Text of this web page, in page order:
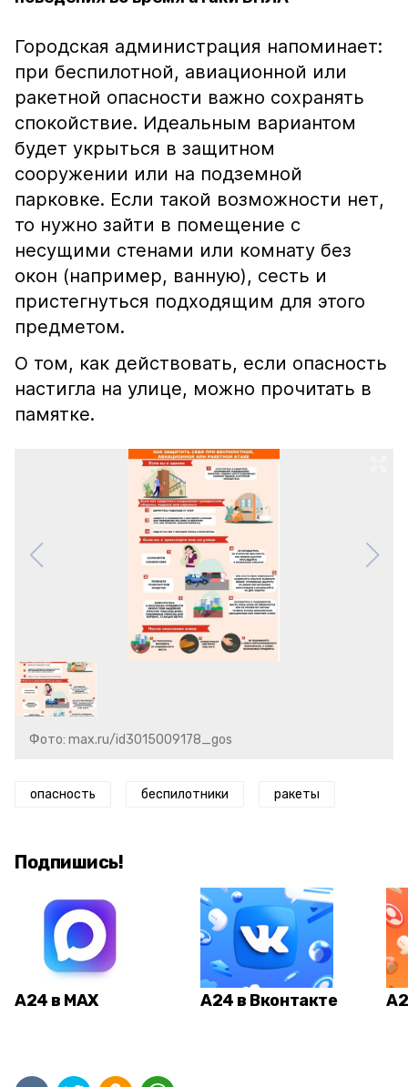
Городская администрация напоминает:
при беспилотной, авиационной или
ракетной опасности важно сохранять
спокойствие. Идеальным вариантом
будет укрыться в защитном
сооружении или на подземной
парковке. Если такой возможности нет,
то нужно зайти в помещение с
несущими стенами или комнату без
окон (например, ванную), сесть и
пристегнуться подходящим для этого
предметом.
О том, как действовать, если опасность
настигла на улице, можно прочитать в
памятке.
Фото: max.ru/id3015009178_gos
опасность беспилотники ракеты
Подпишись!
А24 в MAX А24 в Вконтакте